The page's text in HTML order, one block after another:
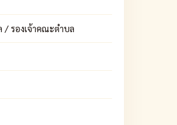
/ รองเจ้าคณะตำบล